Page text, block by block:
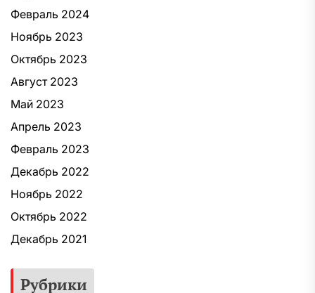
Февраль 2024
Ноябрь 2023
Октябрь 2023
Август 2023
Май 2023
Апрель 2023
Февраль 2023
Декабрь 2022
Ноябрь 2022
Октябрь 2022
Декабрь 2021
Рубрики